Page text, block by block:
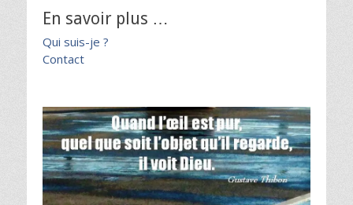
En savoir plus …
Qui suis-je ?
Contact